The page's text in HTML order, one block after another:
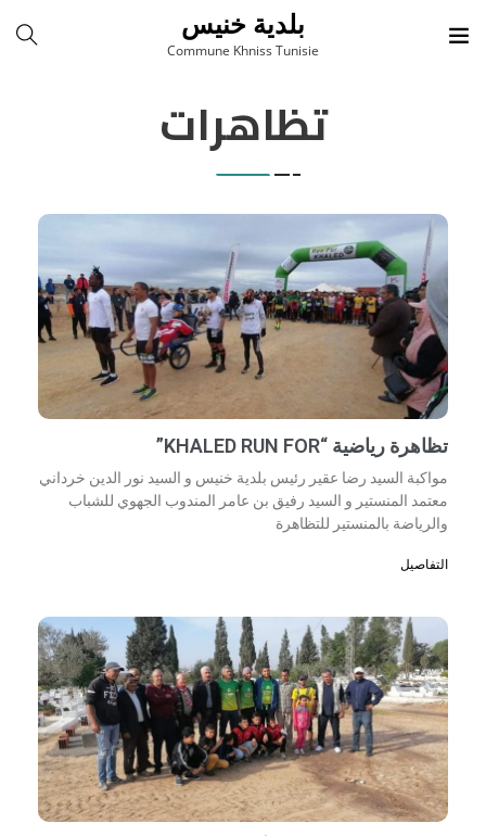
بلدية خنيس
Commune Khniss Tunisie
تظاهرات
تظاهرة رياضية “KHALED RUN FOR”
مواكبة السيد رضا عقير رئيس بلدية خنيس و السيد نور الدين خرداني
معتمد المنستير و السيد رفيق بن عامر المندوب الجهوي للشباب
والرياضة بالمنستير للتظاهرة
التفاصيل